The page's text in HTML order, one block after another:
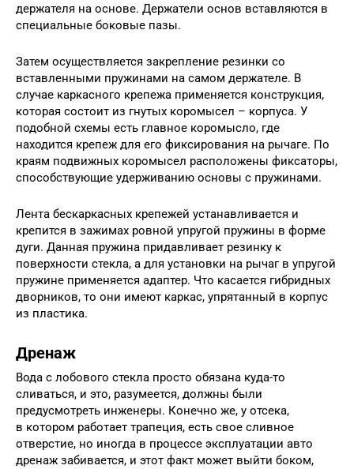
держателя на основе. Держатели основ вставляются в
специальные боковые пазы.
Затем осуществляется закрепление резинки со
вставленными пружинами на самом держателе. В
случае каркасного крепежа применяется конструкция,
которая состоит из гнутых коромысел – корпуса. У
подобной схемы есть главное коромысло, где
находится крепеж для его фиксирования на рычаге. По
краям подвижных коромысел расположены фиксаторы,
способствующие удерживанию основы с пружинами.
Лента бескаркасных крепежей устанавливается и
крепится в зажимах ровной упругой пружины в форме
дуги. Данная пружина придавливает резинку к
поверхности стекла, а для установки на рычаг в упругой
пружине применяется адаптер. Что касается гибридных
дворников, то они имеют каркас, упрятанный в корпус
из пластика.
Дренаж
Вода с лобового стекла просто обязана куда-то
сливаться, и это, разумеется, должны были
предусмотреть инженеры. Конечно же, у отсека,
в котором работает трапеция, есть свое сливное
отверстие, но иногда в процессе эксплуатации авто
дренаж забивается, и этот факт может выйти боком,